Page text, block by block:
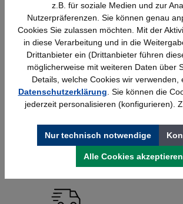
Schrankregal, 3 Ordnerhöhen,
800x330x1144mm Serie Basic H
z.B. für soziale Medien und zur
Nutzerpräferenzen. Sie können genau
Cookies Sie zulassen möchten. Mit der
in diese Verarbeitung und in die
Drittanbieter ein (Drittanbieter führen
möglicherweise mit weiteren Daten über
Details, welche Cookies wir verwenden,
Datenschutzerklärung . Sie können die
jederzeit personalisieren (konfigurieren).
Nur technisch notwendige
Alle Cookies akzeptieren